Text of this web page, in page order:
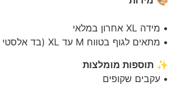
• מידה XL אחרון במלאי
• מתאים לגוף בטווח M עד XL (בד אלסטי מאוד)
✨ תוספות מומלצות
• עקבים שקופים